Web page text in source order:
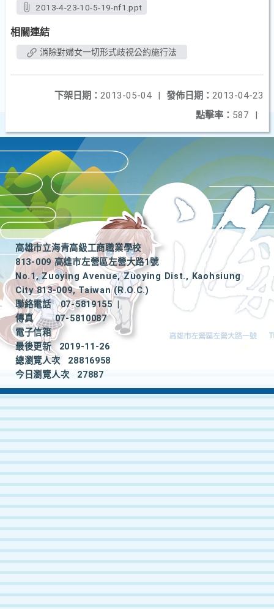
2013-4-23-10-5-19-nf1.ppt
相關連結
消除對婦女一切形式歧視公約施行法
發佈日期： 2013-04-23
下架日期： 2013-05-04
|
點擊率： 587 |
高雄市立海青高級工商職業學校
813-009 高雄市左營區左營大路1號
No.1, Zuoying Avenue, Zuoying Dist., Kaohsiung
City 813-009, Taiwan (R.O.C.)
聯絡電話
07-5819155
|
傳真
07-5810087
電子信箱
最後更新
2019-11-26
總瀏覽人次
28816958
今日瀏覽人次
27887